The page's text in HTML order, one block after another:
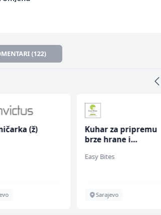
(122)
(ž)
Kuhar za pripremu
brze hrane i
ž)
Easy Bites
Sarajevo